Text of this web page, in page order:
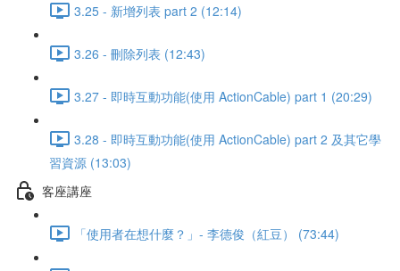
3.25 - 新增列表 part 2 (12:14)
3.26 - 刪除列表 (12:43)
3.27 - 即時互動功能(使用 ActionCable) part 1 (20:29)
3.28 - 即時互動功能(使用 ActionCable) part 2 及其它學
習資源 (13:03)
客座講座
「使用者在想什麼？」- 李德俊（紅豆） (73:44)